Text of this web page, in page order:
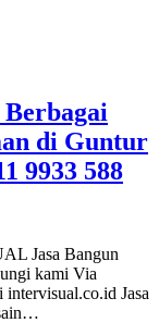
Berbagai
di Guntur
9933 588
Jasa Bangun
kami Via
Jasa